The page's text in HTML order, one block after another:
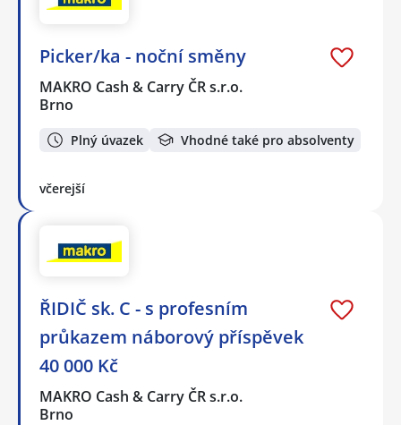
Picker/ka - noční směny
MAKRO Cash & Carry ČR s.r.o.
Brno
Plný úvazek Vhodné také pro absolventy
včerejší
ŘIDIČ sk. C - s profesním
průkazem náborový příspěvek
40 000 Kč
MAKRO Cash & Carry ČR s.r.o.
Brno